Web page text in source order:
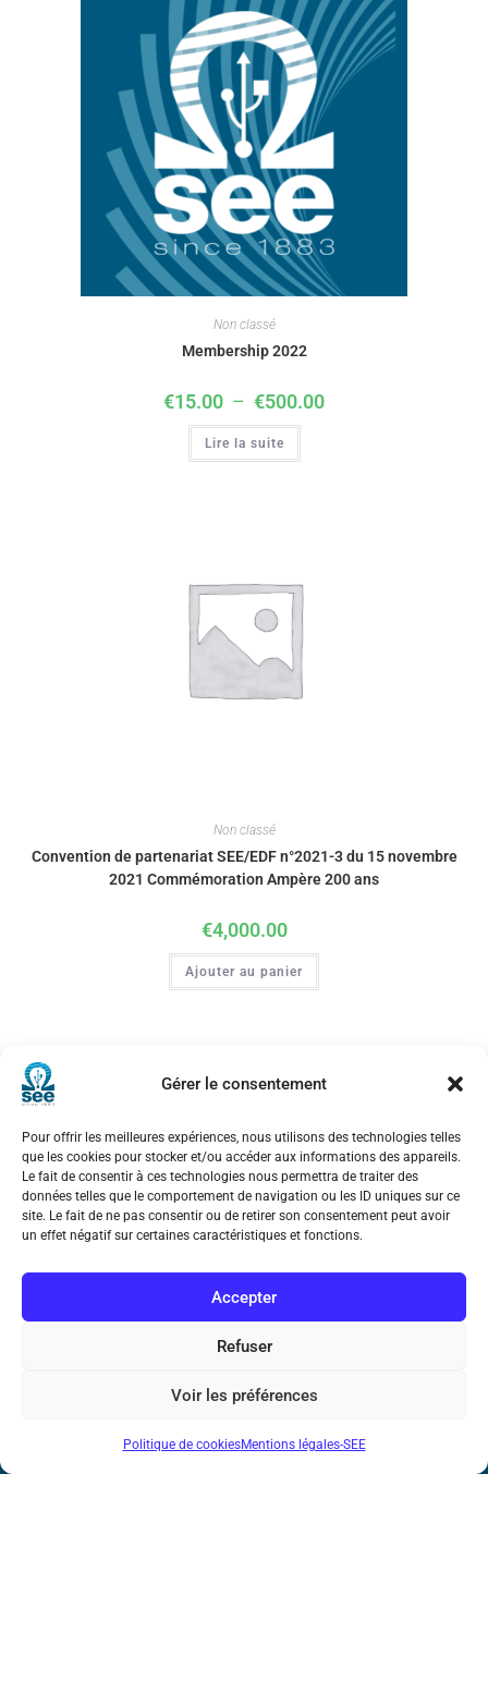
Gérer le consentement
Pour offrir les meilleures expériences, nous utilisons des technologies telles
que les cookies pour stocker et/ou accéder aux informations des appareils.
Le fait de consentir à ces technologies nous permettra de traiter des
données telles que le comportement de navigation ou les ID uniques sur ce
site. Le fait de ne pas consentir ou de retirer son consentement peut avoir
un effet négatif sur certaines caractéristiques et fonctions.
Accepter
Refuser
Voir les préférences
Politique de cookiesMentions légales-SEE
Non classé
Membership 2022
€15.00 – €500.00
Lire la suite
Non classé
Convention de partenariat SEE/EDF n°2021-3 du 15 novembre
2021 Commémoration Ampère 200 ans
€4,000.00
Ajouter au panier
Société de l’Electricité, de l’Electronique et des Technologies
de l’Information et de la Communication
Métro : « Boissière » Ligne 6 et « Iéna » Ligne 9
Téléphone : (+33) 1 56 90 37 17
N° de SIREN : 785 393 232, Code APE : 9412Z TVA intra-